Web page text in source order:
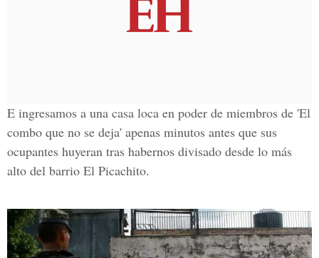
E ingresamos a una casa loca en poder de miembros de 'El
combo que no se deja' apenas minutos antes que sus
ocupantes huyeran tras habernos divisado desde lo más
alto del barrio El Picachito.